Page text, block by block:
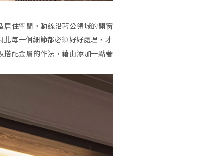
居住空間。動線沿著公領域的開窗
每一個細節都必須好好處理，才
搭配金屬的作法，藉由添加一點奢